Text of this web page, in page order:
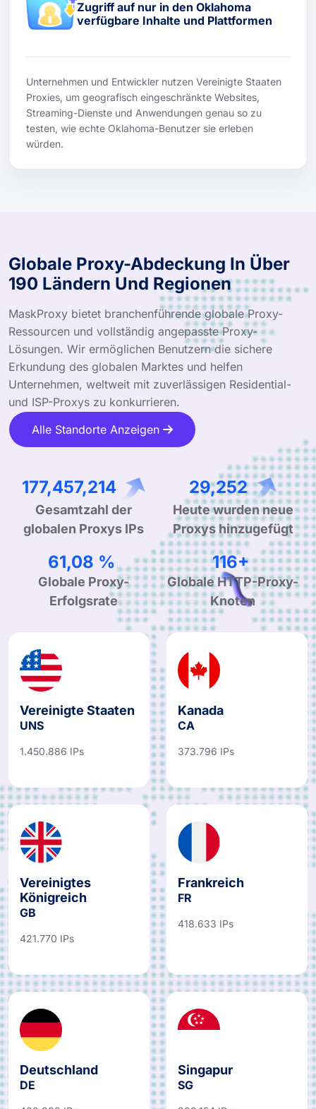
Zugriff auf nur in den Oklahoma
verfügbare Inhalte und Plattformen
Unternehmen und Entwickler nutzen Vereinigte Staaten
Proxies, um geografisch eingeschränkte Websites,
Streaming-Dienste und Anwendungen genau so zu
testen, wie echte Oklahoma-Benutzer sie erleben
würden.
Globale Proxy-Abdeckung In Über
190 Ländern Und Regionen
MaskProxy bietet branchenführende globale Proxy-
Ressourcen und vollständig angepasste Proxy-
Lösungen. Wir ermöglichen Benutzern die sichere
Erkundung des globalen Marktes und helfen
Unternehmen, weltweit mit zuverlässigen Residential-
und ISP-Proxys zu konkurrieren.
Alle Standorte Anzeigen
290,233,762
Gesamtzahl der
47,843
Heute wurden neue
Proxys hinzugefügt
99,90 %
Globale Proxy-
Erfolgsrate
190+
Globale HTTP-Proxy-
Knoten
Vereinigte Staaten
UNS
Kanada
CA
Vereinigtes
Königreich
GB
Frankreich
FR
Deutschland Singapur